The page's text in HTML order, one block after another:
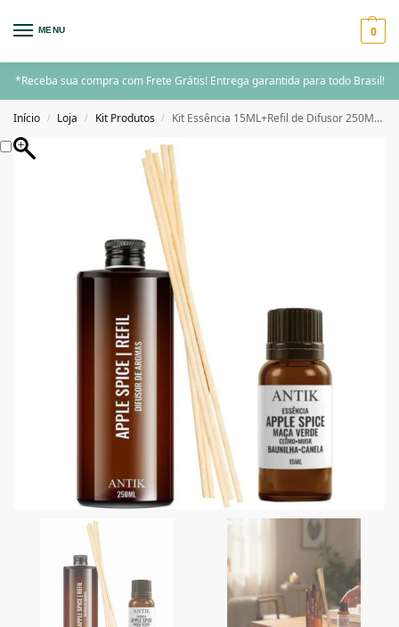
MENU 0
*Receba sua compra com Frete Grátis! Entrega garantida para todo Brasil!
Início / Loja / Kit Produtos / Kit Essência 15ML+Refil de Difusor 250ML+Jogo de Varetas Apple Spice Antik